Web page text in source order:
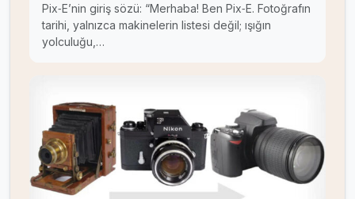
Pix‑E’nin giriş sözü: “Merhaba! Ben Pix‑E. Fotoğrafın
tarihi, yalnızca makinelerin listesi değil; ışığın
yolculuğu,…